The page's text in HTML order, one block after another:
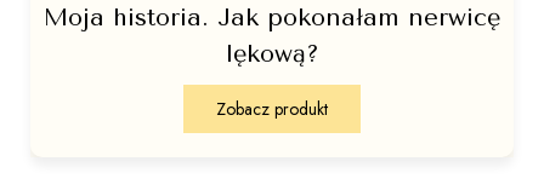
Moja historia. Jak pokonałam nerwicę
lękową?
Zobacz produkt